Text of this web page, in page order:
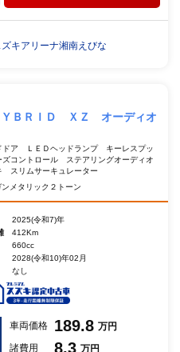
キアリーナ湘南えびな
ＢＲＩＤ ＸＺ オーディオ
ドア ＬＥＤヘッドランプ キーレスプッ
コントロール ステアリングオーディオ
スリムサーキュレーター
メタリック２トーン
2025(令和7)年
412Km
660cc
2028(令和10)年02月
なし
車両価格 189.8 万円
諸費用
8.3 万円